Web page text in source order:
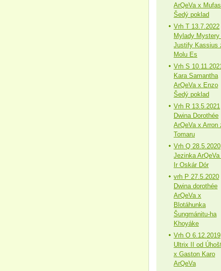
ArQeVa x
Šedý poklad
Vrh T 13.7.2022
Mylady Mystery
Justify Kassius
Molu Es
Vrh S
Kara Samantha
ArQeVa x Enzo
Šedý poklad
Vrh R 13.5.2021
Dwina Dorothée
ArQeVa x Arron
Tomaru
Vrh Q 28.5.2020
Jezinka ArQeVa
Ir Oskár Dór
vrh P 27.5.2020
Dwina dorothée
ArQeVa x
Blotáhunka
Šungmánitu-ha
Khoyáke
Vrh O 6.12.2019
Ultrix II od
x Gaston Karo
ArQeVa